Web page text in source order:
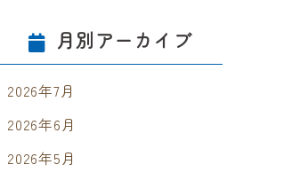
月別アーカイブ
2026年7月
2026年6月
2026年5月